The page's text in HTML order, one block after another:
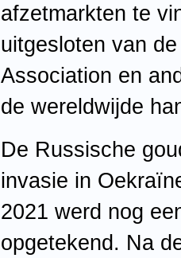
afzetmarkten te
uitgesloten van
Association en
de wereldwijde
De Russische
invasie in
2021 werd nog
opgetekend. Na